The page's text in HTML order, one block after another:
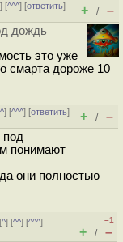
] [^^^] [ответить]
+ / –
дождь
это уже
смарта дороже 10
] [^^^] [ответить]
+ / –
под
понимают
они полностью
^] [^^] [^^^]
–1
+ / –